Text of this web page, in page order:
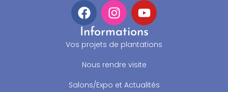
Informations
Vos projets de plantations
Nous rendre visite
Salons/Expo et Actualités